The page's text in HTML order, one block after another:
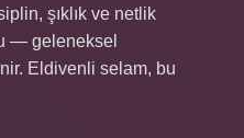
şıklık ve netlik
— geleneksel
Eldivenli selam, bu